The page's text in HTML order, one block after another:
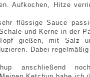
Aufkochen, Hitze
flüssige Sauce
und Kerne in der
gießen, mit Salz
Dabei regelmäßig
anschließend